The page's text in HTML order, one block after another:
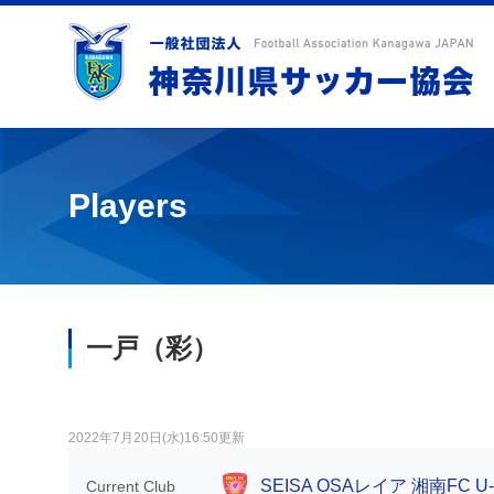
Players
一戸（彩）
2022年7月20日(水)16:50更新
Current Club SEISA OSAレイア 湘南FC